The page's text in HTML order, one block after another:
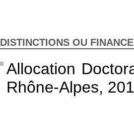
DISTINCTIONS OU
Allocation
Rhône-Alpes,